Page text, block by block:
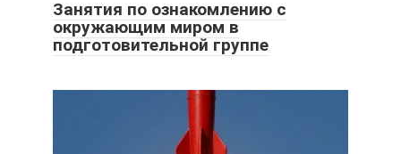
Занятия по ознакомлению с
окружающим миром в
подготовительной группе